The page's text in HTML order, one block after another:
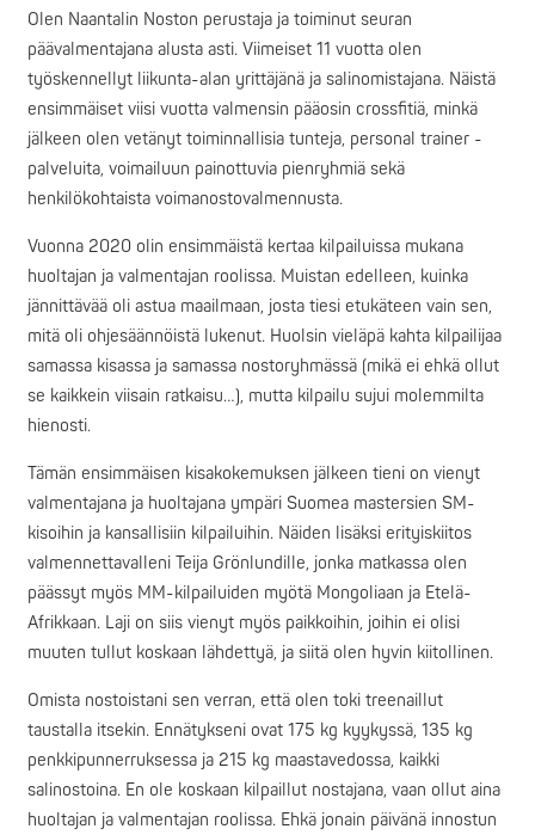
Olen Naantalin Noston perustaja ja toiminut seuran
päävalmentajana alusta asti. Viimeiset 11 vuotta olen
työskennellyt liikunta-alan yrittäjänä ja salinomistajana. Näistä
ensimmäiset viisi vuotta valmensin pääosin crossfitiä, minkä
jälkeen olen vetänyt toiminnallisia tunteja, personal trainer -
palveluita, voimailuun painottuvia pienryhmiä sekä
henkilökohtaista voimanostovalmennusta.
Vuonna 2020 olin ensimmäistä kertaa kilpailuissa mukana
huoltajan ja valmentajan roolissa. Muistan edelleen, kuinka
jännittävää oli astua maailmaan, josta tiesi etukäteen vain sen,
mitä oli ohjesäännöistä lukenut. Huolsin vieläpä kahta kilpailijaa
samassa kisassa ja samassa nostoryhmässä (mikä ei ehkä ollut
se kaikkein viisain ratkaisu…), mutta kilpailu sujui molemmilta
hienosti.
Tämän ensimmäisen kisakokemuksen jälkeen tieni on vienyt
valmentajana ja huoltajana ympäri Suomea mastersien SM-
kisoihin ja kansallisiin kilpailuihin. Näiden lisäksi erityiskiitos
valmennettavalleni Teija Grönlundille, jonka matkassa olen
päässyt myös MM-kilpailuiden myötä Mongoliaan ja Etelä-
Afrikkaan. Laji on siis vienyt myös paikkoihin, joihin ei olisi
muuten tullut koskaan lähdettyä, ja siitä olen hyvin kiitollinen.
Omista nostoistani sen verran, että olen toki treenaillut
taustalla itsekin. Ennätykseni ovat 175 kg kyykyssä, 135 kg
penkkipunnerruksessa ja 215 kg maastavedossa, kaikki
salinostoina. En ole koskaan kilpaillut nostajana, vaan ollut aina
huoltajan ja valmentajan roolissa. Ehkä jonain päivänä innostun